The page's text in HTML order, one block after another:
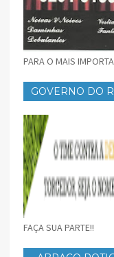
PARA O MAIS
GOVERNO DO
FAÇA SUA PARTE!!